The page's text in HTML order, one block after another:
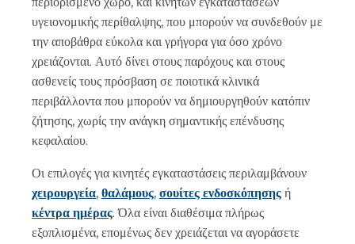
υγειονομικής περίθαλψης, που μπορούν να συνδεθούν με
την αποβάθρα εύκολα και γρήγορα για όσο χρόνο
χρειάζονται. Αυτό δίνει στους παρόχους και στους
ασθενείς τους πρόσβαση σε ποιοτικά κλινικά
περιβάλλοντα που μπορούν να δημιουργηθούν κατόπιν
ζήτησης, χωρίς την ανάγκη σημαντικής επένδυσης
κεφαλαίου.
Οι επιλογές για κινητές εγκαταστάσεις περιλαμβάνουν
χειρουργεία, θαλάμους, σουίτες ενδοσκόπησης ή
κέντρα ημέρας. Όλα είναι διαθέσιμα πλήρως
εξοπλισμένα, επομένως δεν χρειάζεται να αγοράσετε